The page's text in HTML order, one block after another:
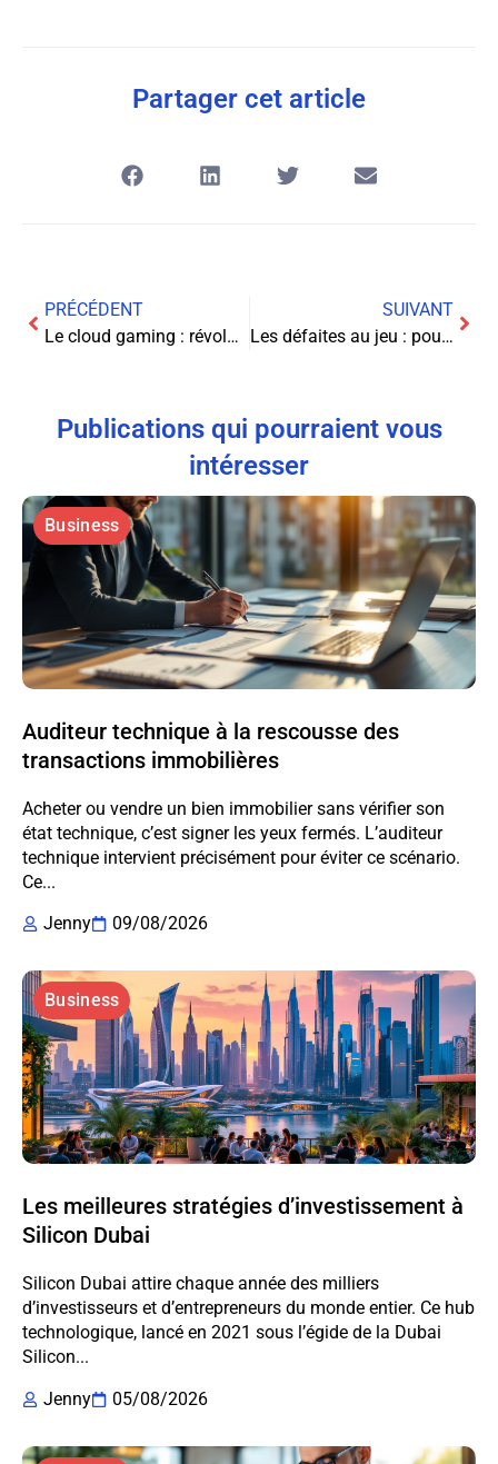
Partager cet article
PRÉCÉDENT
Le cloud gaming : révolution ou complément du jeu traditionnel ?
SUIVANT
Les défaites au jeu : pourquoi en parlons-nous tant ?
Publications qui pourraient vous
intéresser
Business
Auditeur technique à la rescousse des
transactions immobilières
Acheter ou vendre un bien immobilier sans vérifier son
état technique, c’est signer les yeux fermés. L’auditeur
technique intervient précisément pour éviter ce scénario.
Ce...
Jenny
09/08/2026
Business
Les meilleures stratégies d’investissement à
Silicon Dubai
Silicon Dubai attire chaque année des milliers
d’investisseurs et d’entrepreneurs du monde entier. Ce hub
technologique, lancé en 2021 sous l’égide de la Dubai
Silicon...
Jenny
05/08/2026